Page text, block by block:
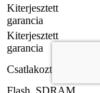
Kiterjesztett
garancia
Kiterjesztett
garancia
Csatlakoztathatóság